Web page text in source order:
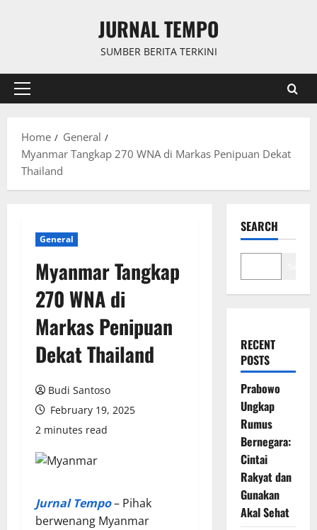
JURNAL TEMPO
SUMBER BERITA TERKINI
Primary
Home
General
Myanmar Tangkap 270 WNA di Markas Penipuan Dekat
Thailand
General
Myanmar Tangkap
270 WNA di
Markas Penipuan
Dekat Thailand
Budi Santoso
February 19, 2025
2 minutes read
Jurnal Tempo– Pihak
berwenang Myanmar
SEARCH
RECENT
POSTS
Prabowo
Ungkap
Rumus
Bernegara:
Cintai
Rakyat dan
Gunakan
Akal Sehat